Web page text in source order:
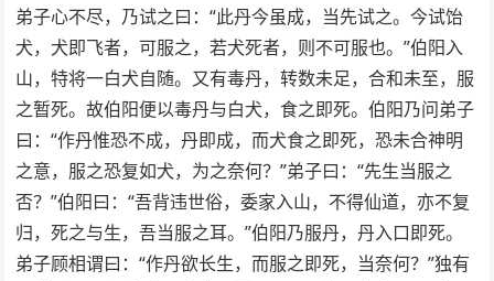
弟子心不尽，乃试之曰：“此丹今虽成，当先试之。今试饴
犬，犬即飞者，可服之，若犬死者，则不可服也。”伯阳入
山，特将一白犬自随。又有毒丹，转数未足，合和未至，服
之暂死。故伯阳便以毒丹与白犬，食之即死。伯阳乃问弟子
曰：“作丹惟恐不成，丹即成，而犬食之即死，恐未合神明
之意，服之恐复如犬，为之奈何？”弟子曰：“先生当服之
否？”伯阳曰：“吾背违世俗，委家入山，不得仙道，亦不复
归，死之与生，吾当服之耳。”伯阳乃服丹，丹入口即死。
弟子顾相谓曰：“作丹欲长生，而服之即死，当奈何？”独有